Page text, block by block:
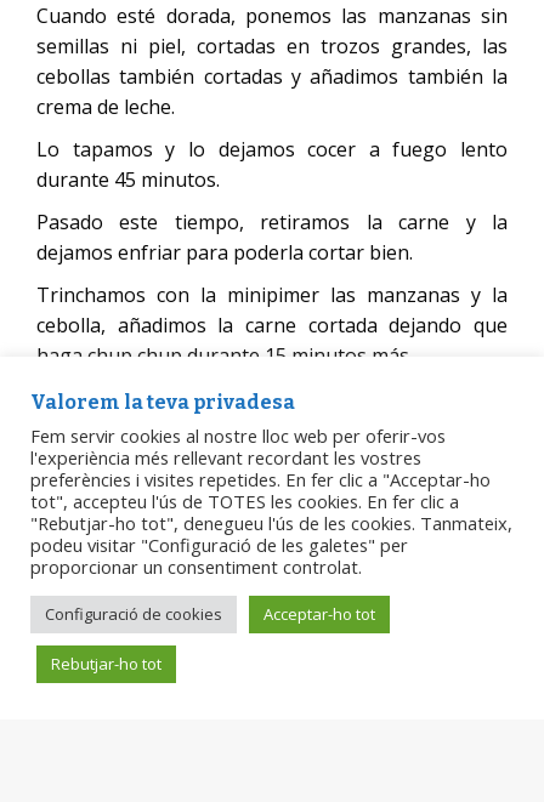
Cuando esté dorada, ponemos las manzanas sin
semillas ni piel, cortadas en trozos grandes, las
cebollas también cortadas y añadimos también la
crema de leche.
Lo tapamos y lo dejamos cocer a fuego lento
durante 45 minutos.
Pasado este tiempo, retiramos la carne y la
dejamos enfriar para poderla cortar bien.
Trinchamos con la minipimer las manzanas y la
cebolla, añadimos la carne cortada dejando que
haga chup chup durante 15 minutos más.
Valorem la teva privadesa
Fem servir cookies al nostre lloc web per oferir-vos
l'experiència més rellevant recordant les vostres
preferències i visites repetides. En fer clic a "Acceptar-ho
tot", accepteu l'ús de TOTES les cookies. En fer clic a
"Rebutjar-ho tot", denegueu l'ús de les cookies. Tanmateix,
podeu visitar "Configuració de les galetes" per
proporcionar un consentiment controlat.
Configuració de cookies Acceptar-ho tot
Rebutjar-ho tot